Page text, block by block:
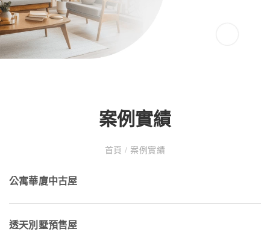
案例實績
首頁/ 案例實績
公寓華廈中古屋
透天別墅預售屋